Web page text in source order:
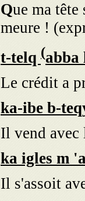
ue ma
meure !
t-telq (abba
Le crédit a
ka-ibe b-
Il vend
ka igles m
Il s'assoit